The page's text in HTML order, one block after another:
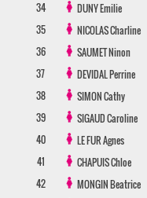
34
DUNYEmilie
35
NICOLASCharline
36
SAUMETNinon
37
DEVIDALPerrine
38
SIMONCathy
39
SIGAUDCaroline
40
LE FURAgnes
41
CHAPUISChloe
42
MONGINBeatrice